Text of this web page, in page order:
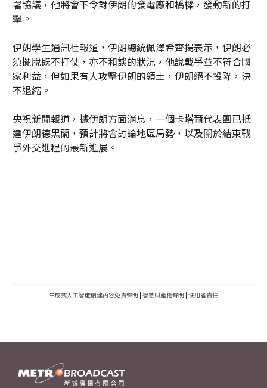
署協議，他將會下令對伊朗的發電廠和橋樑，發動新的打
擊。
伊朗學生通訊社報道，伊朗總統佩澤希齊揚表示，伊朗必
須擺脫既不打仗，亦不和談的狀況，他說戰爭並不符合國
家利益，但如果有人攻擊伊朗的領土，伊朗絕不投降，決
不退縮。
央視新聞報道，據伊朗方面消息，一個卡塔爾代表團已抵
達伊朗德黑蘭，預計將會討論地區局勢，以及關於結束戰
爭外交進程的最新進展。
生成式人工智能創建內容免責聲明 | 智慧財產權聲明 | 使用者責任